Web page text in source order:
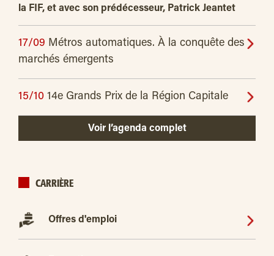
la FIF, et avec son prédécesseur, Patrick Jeantet
17/09 Métros automatiques. À la conquête des
marchés émergents
15/10 14e Grands Prix de la Région Capitale
Voir l’agenda complet
CARRIÈRE
Offres d'emploi